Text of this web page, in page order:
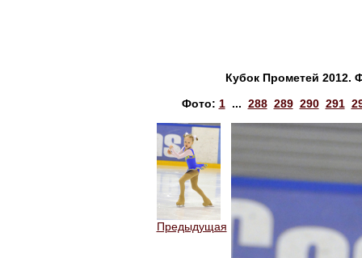
Кубок Прометей 2012.
Фото: 1... 288 289 290 291
Предыдущая